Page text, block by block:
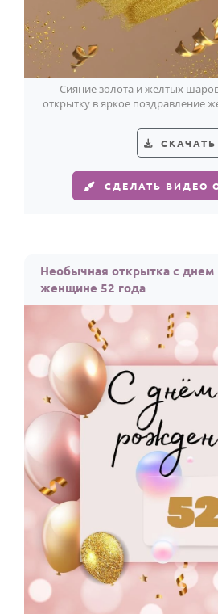
Сияние золота и жёлтых
открытку в яркое поздравление
СКАЧАТЬ
СДЕЛАТЬ ВИДЕО
Необычная открытка с
женщине 52 года